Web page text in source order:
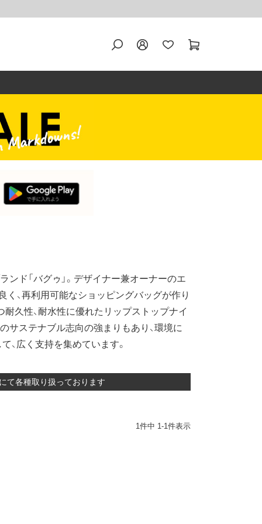
ド「バグゥ」。デザイナー兼オーナーのエ
く、再利用可能なショッピングバッグが作り
久性、耐水性に優れたリップストップナイ
サステナブル志向の強まりもあり、環境に
、広く支持を集めています。
て各種取り扱っております
1件中 1-1件表示